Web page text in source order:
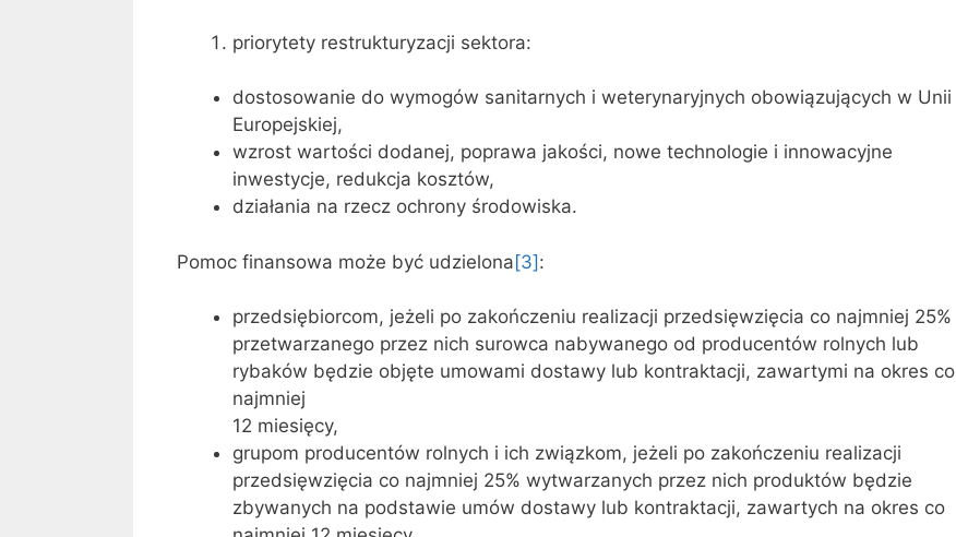
priorytety restrukturyzacji sektora:
dostosowanie do wymogów sanitarnych i weterynaryjnych obowiązujących w Unii
Europejskiej,
wzrost wartości dodanej, poprawa jakości, nowe technologie i innowacyjne
inwestycje, redukcja kosztów,
działania na rzecz ochrony środowiska.
Pomoc finansowa może być udzielona[3]:
przedsiębiorcom, jeżeli po zakończeniu realizacji przedsięwzięcia co najmniej 25%
przetwarzanego przez nich surowca nabywanego od producentów rolnych lub
rybaków będzie objęte umowami dostawy lub kontraktacji, zawartymi na okres co
najmniej
12 miesięcy,
grupom producentów rolnych i ich związkom, jeżeli po zakończeniu realizacji
przedsięwzięcia co najmniej 25% wytwarzanych przez nich produktów będzie
zbywanych na podstawie umów dostawy lub kontraktacji, zawartych na okres co